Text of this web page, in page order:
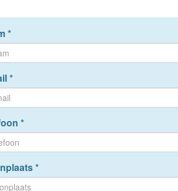
*
*
*
*